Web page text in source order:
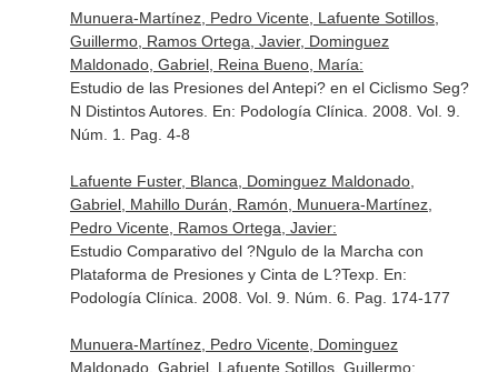
Munuera-Martínez, Pedro Vicente, Lafuente Sotillos,
Guillermo, Ramos Ortega, Javier, Dominguez
Maldonado, Gabriel, Reina Bueno, María:
Estudio de las Presiones del Antepi? en el Ciclismo Seg?
N Distintos Autores. En: Podología Clínica . 2008. Vol. 9.
Núm. 1. Pag. 4-8
Lafuente Fuster, Blanca, Dominguez Maldonado,
Gabriel, Mahillo Durán, Ramón, Munuera-Martínez,
Pedro Vicente, Ramos Ortega, Javier:
Estudio Comparativo del ?Ngulo de la Marcha con
Plataforma de Presiones y Cinta de L?Texp. En:
Podología Clínica . 2008. Vol. 9. Núm. 6. Pag. 174-177
Munuera-Martínez, Pedro Vicente, Dominguez
Maldonado, Gabriel, Lafuente Sotillos, Guillermo: